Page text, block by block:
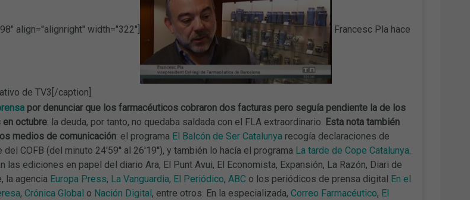
align="alignright" width="322"] Francesc Pla hace
de TV3[/caption]
por denunciar que los farmacéuticos cobraron dos facturas pero seguía pendiente la de los
octubre: la deuda, por tanto, no quedaba saldada con el FLA extraordinario. Esta nota también
medios de comunicación: el programa El Balcón de Ser Catalunyarecogía declaraciones de
COFB (del minuto 24'59'' al 26'19''), y también lo hacía el programa La tarde de Cope Catalunya.
las ediciones en papel del diario Ara, El Punt Avui, El Economista, Expansión, La Razón, Diari de
la agencia Europa Press, La Vanguardia, El Periódico, ABCo los periódicos de prensa digital
En el
, Crónica Global o Nación Digital , entre otros. En la especializada, Correo Farmacéutico, El